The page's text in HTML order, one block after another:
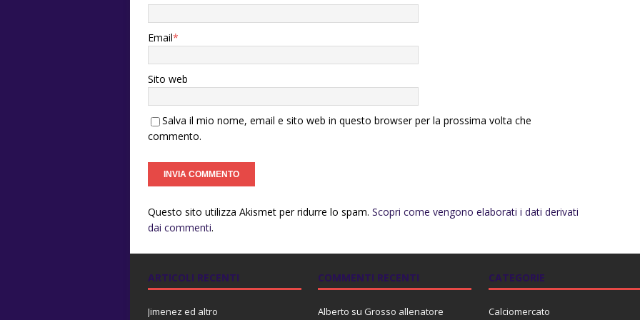
Email*
Sito web
Salva il mio nome, email e sito web in questo browser per la prossima volta che
commento.
Questo sito utilizza Akismet per ridurre lo spam. Scopri come vengono elaborati i dati derivati
dai commenti.
ARTICOLI RECENTI
Jimenez ed altro
COMMENTI RECENTI
Alberto su Grosso allenatore
CATEGORIE
Calciomercato